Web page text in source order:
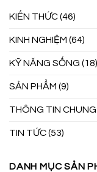
KIẾN THỨC(46)
KINH NGHIỆM (64)
KỸ NĂNG SỐNG (18)
SẢN PHẨM (9)
THÔNG TIN CHUNG
TIN TỨC(53)
DANH MỤC SẢN